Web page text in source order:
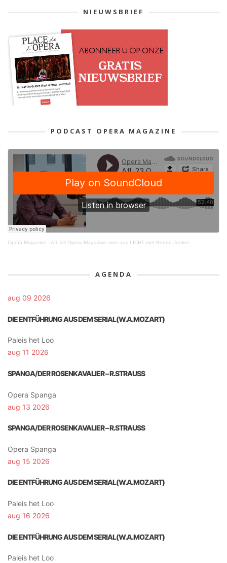
NIEUWSBRIEF
PODCAST OPERA MAGAZINE
Opera Magazine · Afl. 23 Opera Magazine over aus LICHT met Renee Jonker
AGENDA
aug 09 2026
DIE ENTFÜHRUNG AUS DEM SERIAL(W.A.MOZART)
Paleis het Loo
aug 11 2026
SPANGA/DER ROSENKAVALIER – R.STRAUSS
Opera Spanga
aug 13 2026
SPANGA/DER ROSENKAVALIER – R.STRAUSS
Opera Spanga
aug 15 2026
DIE ENTFÜHRUNG AUS DEM SERIAL(W.A.MOZART)
Paleis het Loo
aug 16 2026
DIE ENTFÜHRUNG AUS DEM SERIAL(W.A.MOZART)
Paleis het Loo